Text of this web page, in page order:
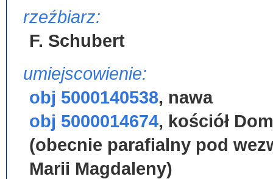
rzeźbiarz:
F. Schubert
umiejscowienie:
obj 5000140538, nawa
obj 5000014674, kościół
(obecnie parafialny pod
Marii Magdaleny)